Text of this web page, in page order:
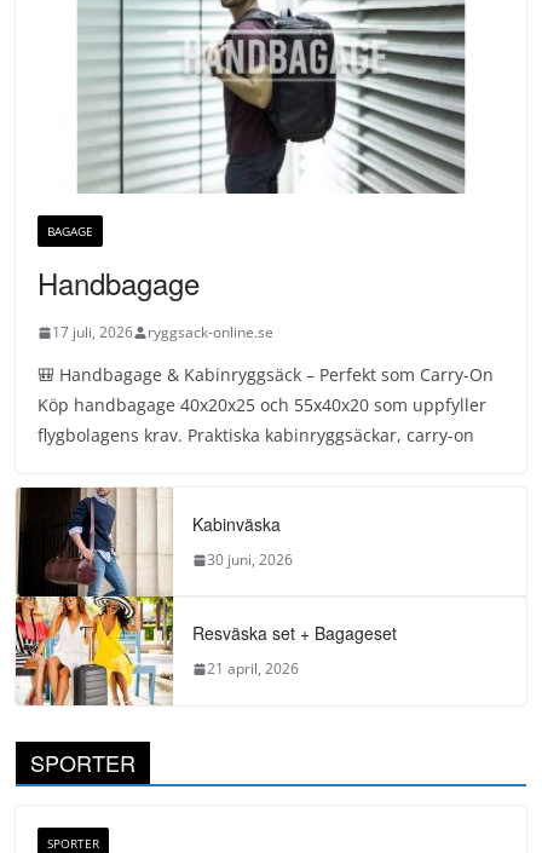
BAGAGE
Handbagage
17 juli, 2026 ryggsack-online.se
🎒 Handbagage & Kabinryggsäck – Perfekt som Carry-On
Köp handbagage 40x20x25 och 55x40x20 som uppfyller
flygbolagens krav. Praktiska kabinryggsäckar, carry-on
Kabinväska
30 juni, 2026
Resväska set + Bagageset
21 april, 2026
SPORTER
SPORTER